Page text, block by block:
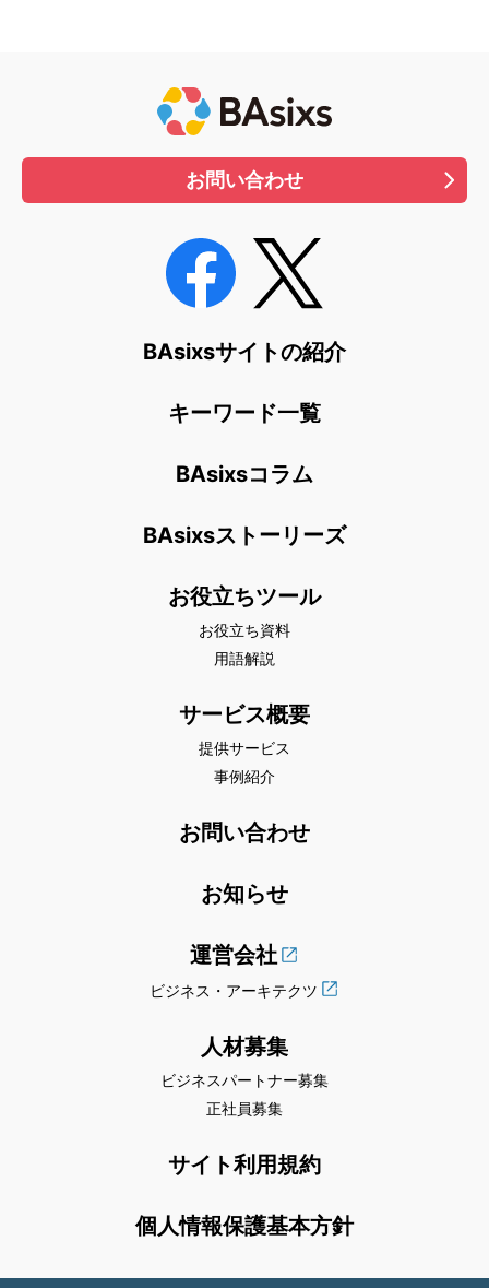
お問い合わせ
BAsixsサイトの紹介
キーワード一覧
BAsixsコラム
BAsixsストーリーズ
お役立ちツール
お役立ち資料
用語解説
サービス概要
提供サービス
事例紹介
お問い合わせ
お知らせ
運営会社
ビジネス・アーキテクツ
人材募集
ビジネスパートナー募集
正社員募集
サイト利用規約
個人情報保護基本方針